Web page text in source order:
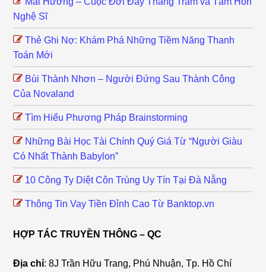
Nghệ Sĩ
Thẻ Ghi Nợ: Khám Phá Những Tiềm Năng Thanh
Toán Mới
Bùi Thành Nhơn – Người Đứng Sau Thành Công
Của Novaland
Tìm Hiểu Phương Pháp Brainstorming
Những Bài Học Tài Chính Quý Giá Từ “Người Giàu
Có Nhất Thành Babylon”
10 Công Ty Diệt Côn Trùng Uy Tín Tại Đà Nẵng
Thông Tin Vay Tiền Đỉnh Cao Từ Banktop.vn
HỢP TÁC TRUYỀN THÔNG – QC
Địa chỉ: 8J Trần Hữu Trang, Phú Nhuận, Tp. Hồ Chí